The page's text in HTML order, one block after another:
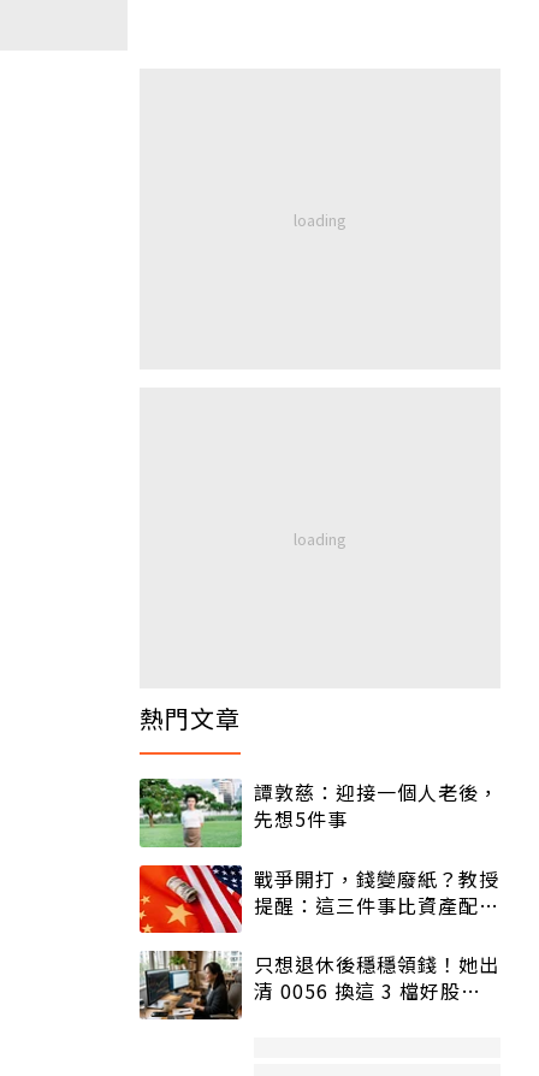
熱門文章
譚敦慈：迎接一個人老後，
先想5件事
戰爭開打，錢變廢紙？教授
提醒：這三件事比資產配置
只想退休後穩穩領錢！她出
清 0056 換這 3 檔好股：